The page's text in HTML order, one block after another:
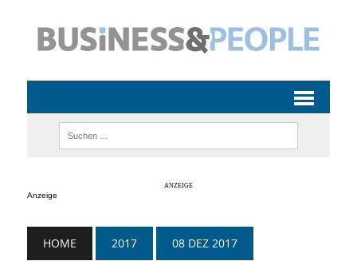
Anzeige
HOME 2017 08 DEZ 2017